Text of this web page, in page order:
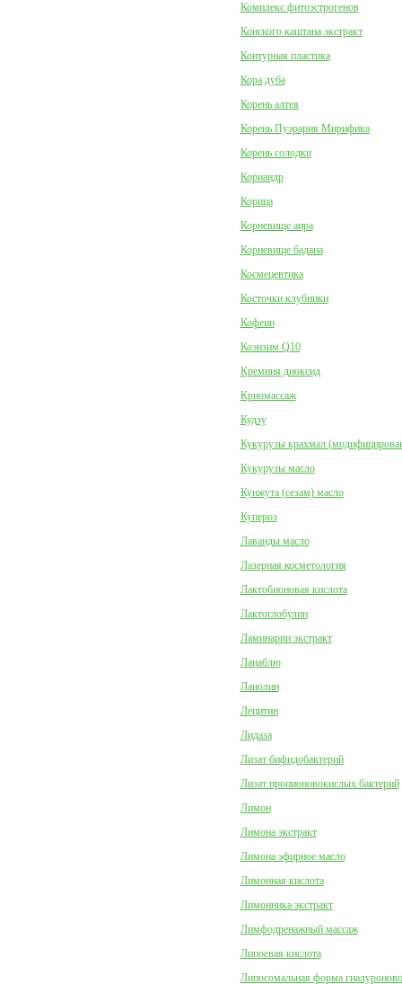
Комплекс фитоэстрогенов
Конского каштана экстракт
Контурная пластика
Кора дуба
Корень алтея
Корень Пуэрария Мирифика
Корень солодки
Кориандр
Корица
Корневище аира
Корневище бадана
Космецевтика
Косточки клубники
Кофеин
Коэнзим Q10
Кремния диоксид
Криомассаж
Кудзу
Кукурузы крахмал
Кукурузы масло
Кунжута (сезам) масло
Купероз
Лаванды масло
Лазерная косметология
Лактобионовая кислота
Лактоглобулин
Ламинарии экстракт
Ланаблю
Ланолин
Лецитин
Лидаза
Лизат бифидобактерий
Лизат пропионовокислых бактерий
Лимон
Лимона экстракт
Лимона эфирное масло
Лимонная кислота
Лимонника экстракт
Лимфодренажный массаж
Липоевая кислота
Липосомальная форма